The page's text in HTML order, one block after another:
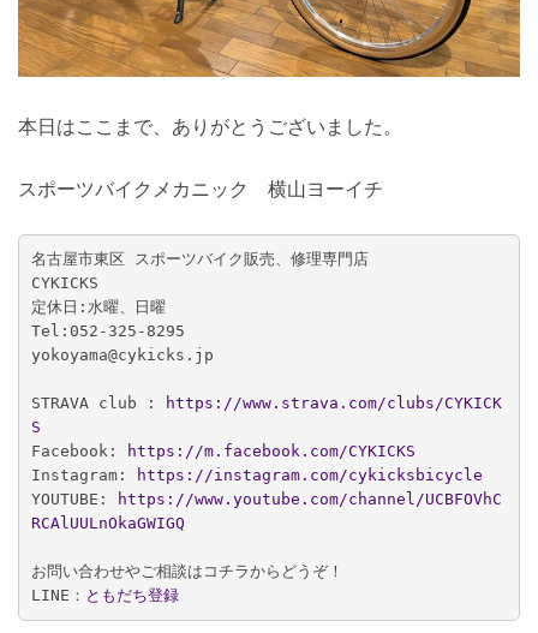
本日はここまで、ありがとうございました。
スポーツバイクメカニック 横山ヨーイチ
名古屋市東区 スポーツバイク販売、修理専門店
CYKICKS
定休日:水曜、日曜
Tel:052-325-8295
yokoyama@cykicks.jp
STRAVA club :
https://www.strava.com/clubs/CYKICK
S
Facebook:
https://m.facebook.com/CYKICKS
Instagram:
https://instagram.com/cykicksbicycle
YOUTUBE:
https://www.youtube.com/channel/UCBFOVhC
RCAlUULnOkaGWIGQ
お問い合わせやご相談はコチラからどうぞ！
LINE： ともだち登録